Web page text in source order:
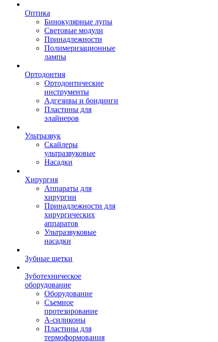
Оптика
Бинокулярные лупы
Световые модули
Принадлежности
Полимеризационные
лампы
Ортодонтия
Ортодонтические
инструменты
Адгезивы и бондинги
Пластины для
элайнеров
Ультразвук
Скайлеры
ультразвуковые
Насадки
Хирургия
Аппараты для
хирургии
Принадлежности для
хирургических
аппаратов
Ультразвуковые
насадки
Зубные щетки
Зуботехническое
оборудование
Оборудование
Съемное
протезирование
А-силиконы
Пластины для
термоформования